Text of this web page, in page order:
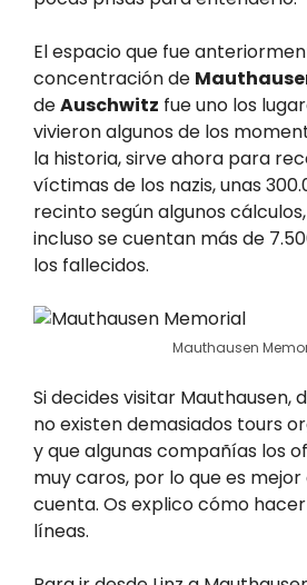
El espacio que fue
concentración de
deAuschwitz fue uno los
vivieron algunos de los
la historia, sirve ahora para
víctimas de los nazis, unas
recinto según algunos
incluso se cuentan más de
los fallecidos.
Mauthausen
Si decides visitar Mauthausen,
no existen demasiados tours
y que algunas compañías los
muy caros, por lo que es
cuenta. Os explico cómo
líneas.